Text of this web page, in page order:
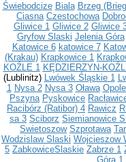
Świebodcize Biala Brzeg
Ciasna Czestochowa
Gliwice 1 Gliwice 2 Gliwice
Gryfow Slaski Jelenia Góra
Katowice 6 katowice 7
(Krakau) Krapkowice 1
KOŹLE 1 KĘDZIERZYN-
(Lublinitz) Lwówek Śląskie 1
1 Nysa 2 Nysa 3 Oława
Pszyna Pyskowice
Racibórz (Ratibor) 4 Rawicz
sa 3 Sciborz Siemianowice
Swietoszow Szprotawa
Wodzislaw Slaski Wojcieszow
5 ZabkowiceSlaskie Zabrze 1
Góra 1